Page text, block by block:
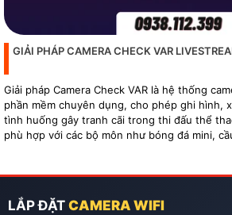
GIẢI PHÁP CAMERA CHECK VAR
Giải pháp Camera Check VAR là hệ thống
phần mềm chuyên dụng, cho phép ghi hình,
tình huống gây tranh cãi trong thi đấu thể
phù hợp với các bộ môn như bóng đá mini,
LẮP ĐẶT CAMERA WIFI